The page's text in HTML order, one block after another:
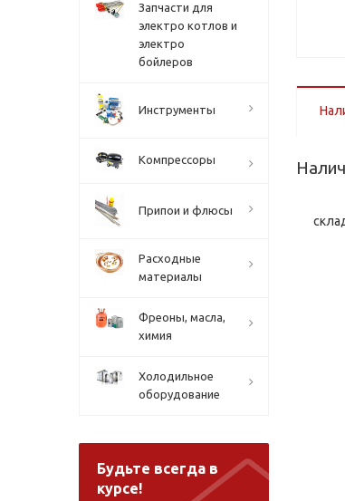
Запчасти для
электро котлов и
электро
бойлеров
Инструменты
Компрессоры
Припои и флюсы
Расходные
материалы
Фреоны, масла,
химия
Холодильное
оборудование
Будьте всегда в
курсе!